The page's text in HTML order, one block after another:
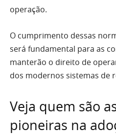
operação.
O cumprimento dessas
será fundamental para as
manterão o direito de
dos modernos sistemas de
Veja quem são
pioneiras na